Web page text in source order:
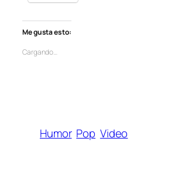
Me gusta esto:
Cargando…
Humor Pop Video